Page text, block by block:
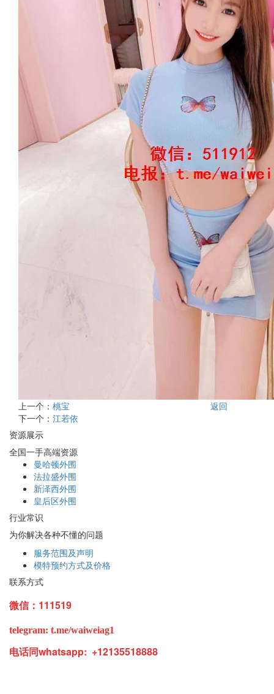
上一个： 桃宝
下一个： 江若依
返回
资源展示
全国一手高端资源
曼哈顿外围
法拉盛外围
新泽西外围
皇后区外围
行业常识
为你解决各种不懂的问题
服务范围及声明
模特预约方式及价格
联系方式
微信：111519
telegram: t.me/waiweiag1
电话同whatsapp: +12135518888